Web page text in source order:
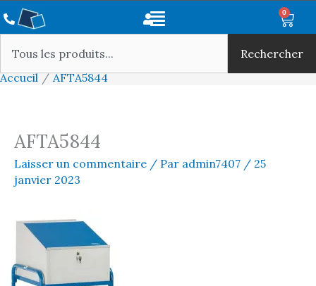
Aller
contenu
Main
0
Rechercher
Accueil
AFTA5844
AFTA5844
Laisser un commentaire / Par admin7407 / 25
janvier 2023